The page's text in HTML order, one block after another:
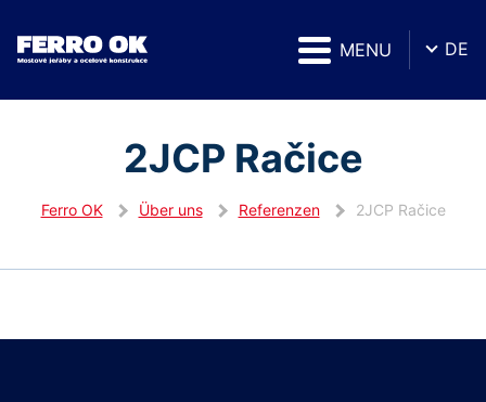
MENU DE
2JCP Račice
Ferro OK Über uns Referenzen 2JCP Račice